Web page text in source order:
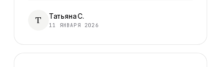
Т Татьяна С.
11 ЯНВАРЯ 2026